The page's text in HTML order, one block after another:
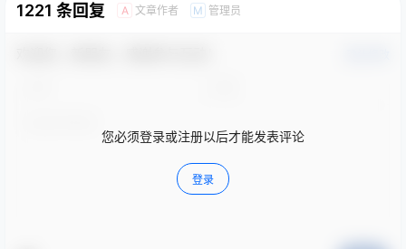
1221 条回复 A 文章作者 M 管理员
您必须登录或注册以后才能发表评论
登录